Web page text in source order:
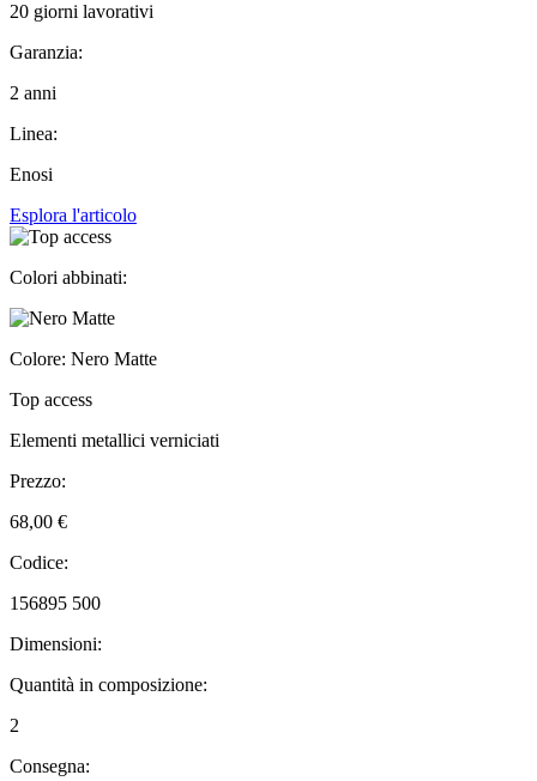
20 giorni lavorativi
Garanzia:
2 anni
Linea:
Enosi
Esplora l'articolo
Colori abbinati:
Colore: Nero Matte
Top access
Elementi metallici verniciati
Prezzo:
68,00 €
Codice:
156895 500
Dimensioni:
Quantità in composizione:
2
Consegna: